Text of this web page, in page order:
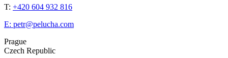
T: +420 604 932 816
E: petr@pelucha.com
Prague
Czech Republic